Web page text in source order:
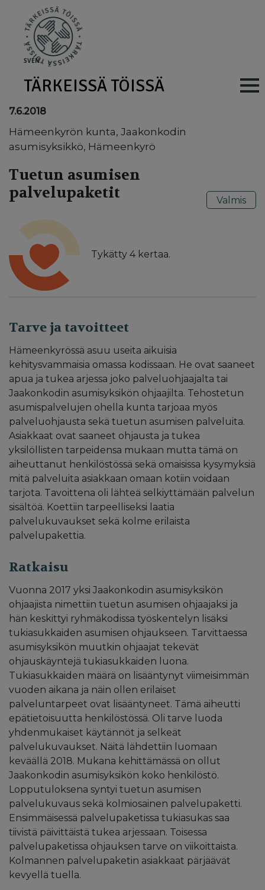
SVEN
TÄRKEISSÄ TÖISSÄ Main
7.6.2018
Hämeenkyrön kunta, Jaakonkodin
asumisyksikkö, Hämeenkyrö
Tuetun asumisen
palvelupaketit
Tykätty 4kertaa.
Valmis
Tarve ja tavoitteet
Hämeenkyrössä asuu useita aikuisia
kehitysvammaisia omassa kodissaan. He ovat saaneet
apua ja tukea arjessa joko palveluohjaajalta tai
Jaakonkodin asumisyksikön ohjaajilta. Tehostetun
asumispalvelujen ohella kunta tarjoaa myös
palveluohjausta sekä tuetun asumisen palveluita.
Asiakkaat ovat saaneet ohjausta ja tukea
yksilöllisten tarpeidensa mukaan mutta tämä on
aiheuttanut henkilöstössä sekä omaisissa kysymyksiä
mitä palveluita asiakkaan omaan kotiin voidaan
tarjota. Tavoittena oli lähteä selkiyttämään palvelun
sisältöä. Koettiin tarpeelliseksi laatia
palvelukuvaukset sekä kolme erilaista
palvelupakettia.
Ratkaisu
Vuonna 2017 yksi Jaakonkodin asumisyksikön
ohjaajista nimettiin tuetun asumisen ohjaajaksi ja
hän keskittyi ryhmäkodissa työskentelyn lisäksi
tukiasukkaiden asumisen ohjaukseen. Tarvittaessa
asumisyksikön muutkin ohjaajat tekevät
ohjauskäyntejä tukiasukkaiden luona.
Tukiasukkaiden määrä on lisääntynyt viimeisimmän
vuoden aikana ja näin ollen erilaiset
palveluntarpeet ovat lisääntyneet. Tämä aiheutti
epätietoisuutta henkilöstössä. Oli tarve luoda
yhdenmukaiset käytännöt ja selkeät
palvelukuvaukset. Näitä lähdettiin luomaan
keväällä 2018. Mukana kehittämässä on ollut
Jaakonkodin asumisyksikön koko henkilöstö.
Lopputuloksena syntyi tuetun asumisen
palvelukuvaus sekä kolmiosainen palvelupaketti.
Ensimmäisessä palvelupaketissa tukiasukas saa
tiivistä päivittäistä tukea arjessaan. Toisessa
palvelupaketissa ohjauksen tarve on viikoittaista.
Kolmannen palvelupaketin asiakkaat pärjäävät
kevyellä tuella.